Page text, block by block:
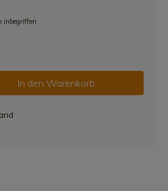
inbegriffen
In den Warenkorb